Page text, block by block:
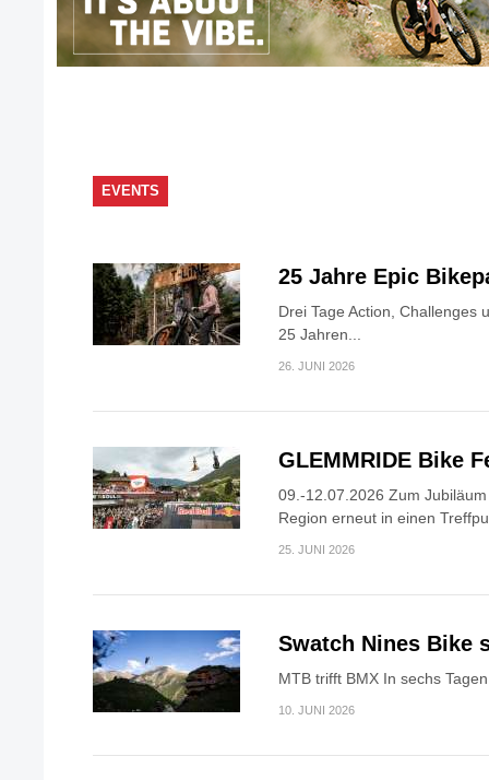
EVENTS
25 Jahre Epic
Drei Tage Action, Challenges
25 Jahren...
26. JUNI 2026
GLEMMRIDE Bike
09.-12.07.2026 Zum
Region erneut in einen
25. JUNI 2026
Swatch Nines Bike
MTB trifft BMX In sechs
10. JUNI 2026